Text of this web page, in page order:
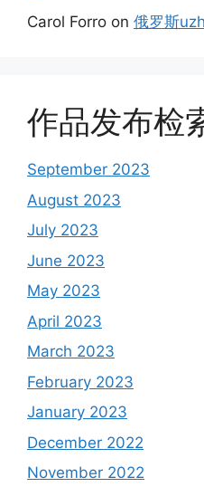
Carol Forro on 俄罗斯
作品发布检
September 2023
August 2023
July 2023
June 2023
May 2023
April 2023
March 2023
February 2023
January 2023
December 2022
November 2022